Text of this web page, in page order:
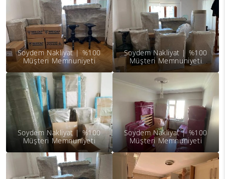
Soydem Nakliyat | %100
Müşteri Memnuniyeti
Soydem Nakliyat | %100
Müşteri Memnuniyeti
Soydem Nakliyat | %100
Müşteri Memnuniyeti
Soydem Nakliyat | %100
Müşteri Memnuniyeti